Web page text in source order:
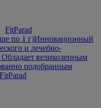
FitParad
по 1 г)Инновационный
и лечебно-
великолепным
подобранным
FitParad